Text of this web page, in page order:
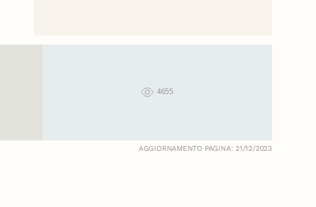
4655
AGGIORNAMENTO PAGINA: 21/12/2023